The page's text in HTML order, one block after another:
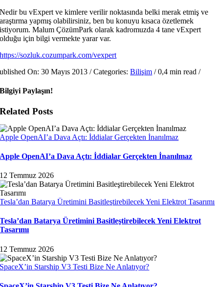
Nedir bu vExpert ve kimlere verilir noktasında belki merak etmiş ve
araştırma yapmış olabilirsiniz, ben bu konuyu kısaca özetlemek
istiyorum. Malum ÇözümPark olarak kadromuzda 4 tane vExpert
olduğu için bilgi vermekte yarar var.
https://sozluk.cozumpark.com/vexpert
On: 30 Mayıs 2013 /Categories:Bilişim /0,4 min read /
Bilgiyi Paylaşın!
Related Posts
Apple OpenAI’a Dava Açtı: İddialar Gerçekten İnanılmaz
Apple OpenAI’a Dava Açtı: İddialar Gerçekten İnanılmaz
12 Temmuz 2026
Tesla’dan Batarya Üretimini Basitleştirebilecek Yeni Elektrot Tasarımı
Tesla’dan Batarya Üretimini Basitleştirebilecek Yeni Elektrot
Tasarımı
12 Temmuz 2026
SpaceX’in Starship V3 Testi Bize Ne Anlatıyor?